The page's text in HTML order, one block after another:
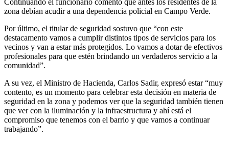
zona debían acudir a una dependencia policial en Campo Verde.
Por último, el titular de seguridad sostuvo que “con este
destacamento vamos a cumplir distintos tipos de servicios para los
vecinos y van a estar más protegidos. Lo vamos a dotar de efectivos
profesionales para que estén brindando un verdaderos servicio a la
comunidad”.
A su vez, el Ministro de Hacienda, Carlos Sadir, expresó estar “muy
contento, es un momento para celebrar esta decisión en materia de
seguridad en la zona y podemos ver que la seguridad también tienen
que ver con la iluminación y la infraestructura y ahí está el
compromiso que tenemos con el barrio y que vamos a continuar
trabajando”.